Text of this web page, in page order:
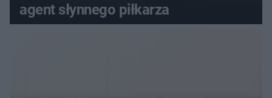
agent słynnego piłkarza